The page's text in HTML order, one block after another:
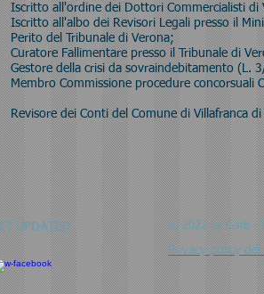
Iscritto all'ordine dei Dottori Commercialisti di
Iscritto all'albo dei Revisori Legali presso il
Perito del Tribunale di Verona;
Curatore Fallimentare presso il Tribunale di
Gestore della crisi da sovraindebitamento (L.
Membro Commissione procedure concorsuali
Revisore dei Conti del Comune di Villafranca
UPDATED © 2022 by Gatti -
Privacy policy del